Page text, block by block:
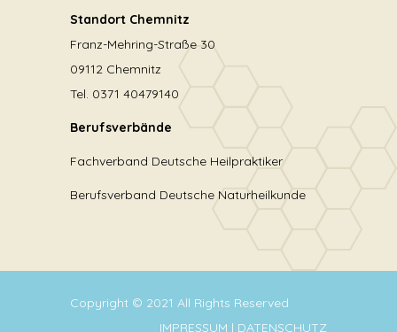
Standort Chemnitz
Franz-Mehring-Straße 30
09112 Chemnitz
Tel. 0371 40479140
Berufsverbände
Fachverband Deutsche Heilpraktiker
Berufsverband Deutsche Naturheilkunde
Copyright © 2021 All Rights Reserved
IMPRESSUM | DATENSCHUTZ